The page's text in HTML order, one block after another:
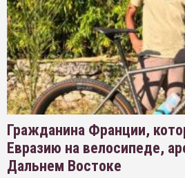
Гражданина Франции,
Евразию на велосипеде,
Дальнем Востоке